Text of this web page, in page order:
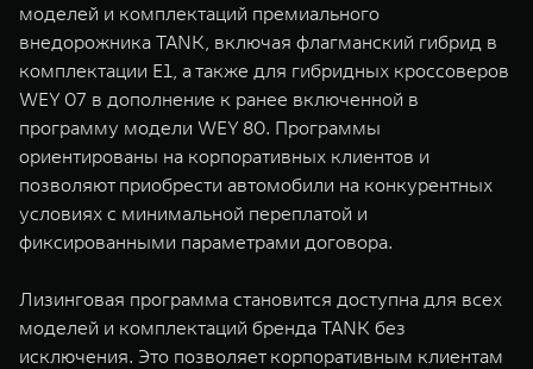
WEY 07
Расширяя границы комфорта
от 6 149 000 ₽ от 5 699
моделей и комплектаций премиального
внедорожника TANK, включая флагманский гибрид в
комплектации E1, а также для гибридных кроссоверов
WEY 07 в дополнение к ранее включенной в
программу модели WEY 80. Программы
ориентированы на корпоративных клиентов и
позволяют приобрести автомобили на конкурентных
условиях с минимальной переплатой и
фиксированными параметрами договора.
Лизинговая программа становится доступна для всех
моделей и комплектаций бренда TANK без
исключения. Это позволяет корпоративным клиентам